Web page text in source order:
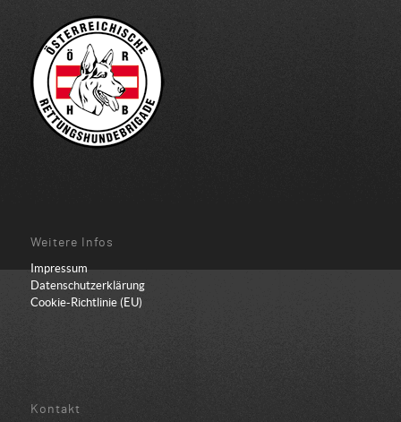
Weitere Infos
Impressum
Datenschutzerklärung
Cookie-Richtlinie (EU)
Kontakt